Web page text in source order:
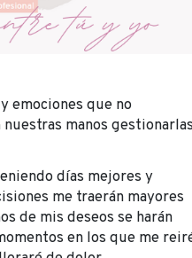
emociones que no
manos
días mejores y
me traerán mayores
de mis deseos se harán
en los que me